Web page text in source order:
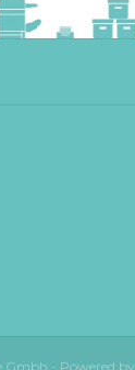
- Powered by